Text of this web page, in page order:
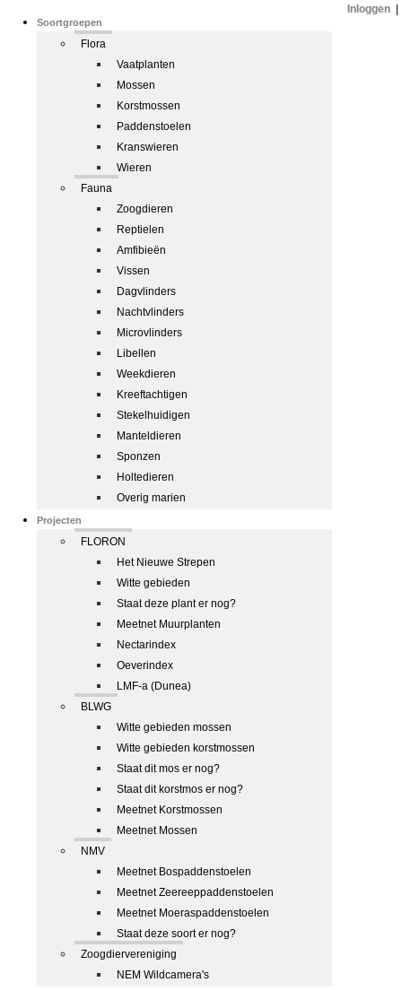
Soortgroepen
Flora
Vaatplanten
Mossen
Korstmossen
Paddenstoelen
Kranswieren
Wieren
Fauna
Zoogdieren
Reptielen
Amfibieën
Vissen
Dagvlinders
Nachtvlinders
Microvlinders
Libellen
Weekdieren
Kreeftachtigen
Stekelhuidigen
Manteldieren
Sponzen
Holtedieren
Overig marien
Projecten
FLORON
Het Nieuwe Strepen
Witte gebieden
Staat deze plant er nog?
Meetnet Muurplanten
Nectarindex
Oeverindex
LMF-a (Dunea)
BLWG
Witte gebieden mossen
Witte gebieden korstmossen
Staat dit mos er nog?
Staat dit korstmos er nog?
Meetnet Korstmossen
Meetnet Mossen
NMV
Meetnet Bospaddenstoelen
Meetnet Zeereeppaddenstoelen
Meetnet Moeraspaddenstoelen
Staat deze soort er nog?
Zoogdiervereniging
NEM Wildcamera's
Inloggen